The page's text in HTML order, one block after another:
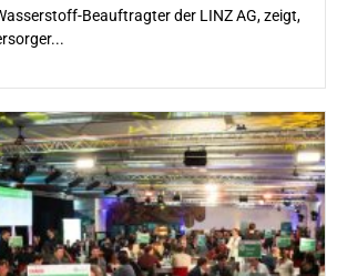
Beauftragter der LINZ AG, zeigt,